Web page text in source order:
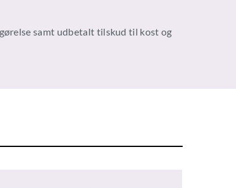
samt udbetalt tilskud til kost og